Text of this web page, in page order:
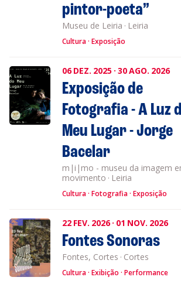
pintor-poeta”
Museu de Leiria · Leiria
Cultura Exposição
06DEZ. 2025 · 30AGO. 2026
Exposição de
Fotografia - A Luz
Meu Lugar - Jorge
Bacelar
m|i|mo - museu da imagem
movimento · Leiria
Cultura Fotografia Exposição
22 FEV. 2026· 01 NOV. 2026
Fontes Sonoras
Fontes, Cortes · Cortes
Cultura Exibição Performance